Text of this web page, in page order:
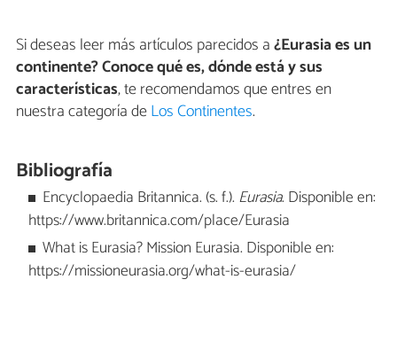
Si deseas leer más artículos parecidos a¿Eurasia es un
continente? Conoce qué es, dónde está y sus
características, te recomendamos que entres en
nuestra categoría deLos Continentes.
Bibliografía
Encyclopaedia Britannica. (s. f.). Eurasia. Disponible en:
https://www.britannica.com/place/Eurasia
What is Eurasia? Mission Eurasia. Disponible en:
https://missioneurasia.org/what-is-eurasia/